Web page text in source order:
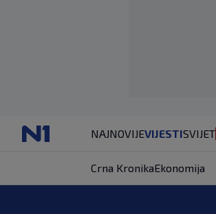
NAJNOVIJEVIJESTISVIJET
Crna KronikaEkonomija